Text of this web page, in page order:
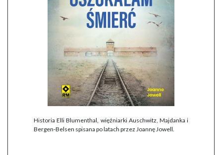
Historia Elli Blumenthal, więźniarki Auschwitz, Majdanka i
Bergen-Belsen spisana po latach przez Joannę Jowell.